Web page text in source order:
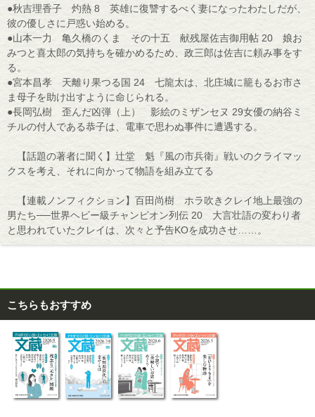
●秋吉理香子 灼熱 8 英雄に復讐するべく妻になったわたしだが、
彼の優しさに戸惑い始める。
●山本一力 亀久橋のくま その十五 献残屋佐吉御用帖 20 娘お
みつと喜太郎の気持ちを確かめるため、政三郎は佐吉に頼み事をす
る。
●宮本昌孝 天離り果つる国 24 七龍太は、北庄城に籠もるお市さ
ま母子を助け出すように命じられる。
●長岡弘樹 歪んだ凶弾（上） 影絵のミザンセヌ 29女優の納谷ミ
チルの付人である恭子は、電車で思わぬ事件に遭遇する。
【話題の著者に聞く】辻堂 魁『風の市兵衛』戦いのクライマッ
クスを考え、それに向かって物語を組み立てる
【連載ノンフィクション】百田尚樹 ホラ吹きクレイ地上最強の
男たち──世界ヘビー級チャンピオン列伝 20 大言壮語の変わり者
と思われていたクレイは、次々と予告KOを成功させ……。
こちらもおすすめ